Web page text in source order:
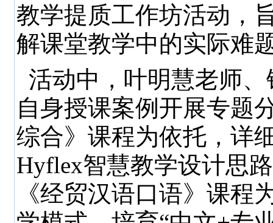
教学提质工作坊活动，
解课堂教学中的实际难
活动中，叶明慧老师
自身授课案例开展专题
综合》课程为依托，详
Hyflex智慧教学设计思
《经贸汉语口语》课程